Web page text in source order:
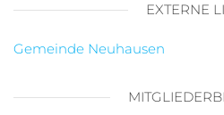
EXTERNE
Gemeinde Neuhausen